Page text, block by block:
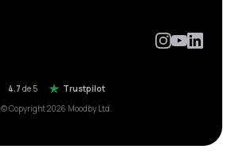
4.7 de 5
Trustpilot
© Copyright 2026 Moodby Ltd.